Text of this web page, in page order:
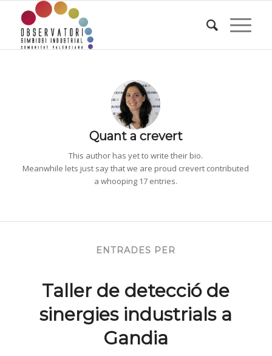
Quant a crevert
This author has yet to write their bio.
Meanwhile lets just say that we are proud crevert contributed
a whooping 17 entries.
ENTRADES PER
Taller de detecció de
sinergies industrials a
Gandia